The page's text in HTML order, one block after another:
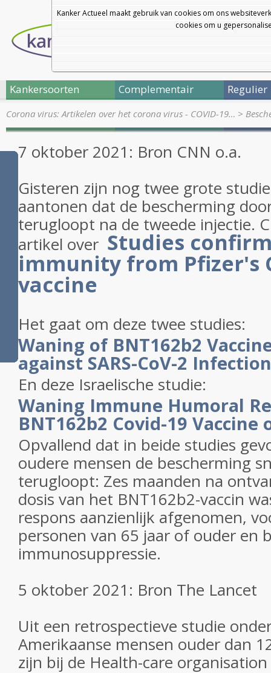
Kanker Actueel maakt gebruik van cookies om ons
cookies om u
Kankersoorten Complementair Regulier
Corona virus: Artikelen over het corona virus - COVID-19… >
7 oktober 2021: Bron CNN o.a.
Gisteren zijn nog twee grote
aantonen dat de bescherming
terugloopt na de tweede injectie.
artikel over Studies
immunity from Pfizer's
vaccine
Het gaat om deze twee studies:
Waning of BNT162b2
against SARS-CoV-2
En deze Israelische studie:
Waning Immune Humoral
BNT162b2 Covid-19
Opvallend dat in beide studies
oudere mensen de bescherming
terugloopt: Zes maanden na
dosis van het BNT162b2-vaccin
respons aanzienlijk afgenomen,
personen van 65 jaar of ouder en
immunosuppressie.
5 oktober 2021: Bron The Lancet
Uit een retrospectieve studie
Amerikaanse mensen ouder dan
zijn bij de Health-care